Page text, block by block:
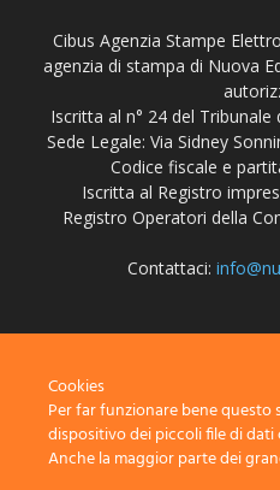
Cibus Agenzia Stampe
agenzia di stampa di Nuova
Iscritta al n° 24 del
Sede Legale: Via Sidney
Codice fiscale e
Iscritta al Registro
Registro Operatori della
Contattaci:
Cookies
Per far funzionare bene
dispositivo dei piccoli file di dati
Anche la maggior parte dei